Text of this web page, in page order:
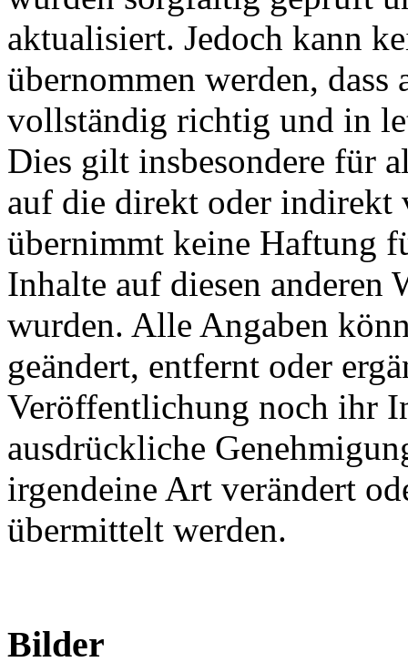
aktualisiert. Jedoch kann
übernommen werden,
vollständig richtig und in
Dies gilt insbesondere für
auf die direkt oder indirekt
übernimmt keine Haftung
Inhalte auf diesen anderen
wurden. Alle Angaben
geändert, entfernt oder
Veröffentlichung noch ihr
ausdrückliche
irgendeine Art verändert
übermittelt werden.
Bilder